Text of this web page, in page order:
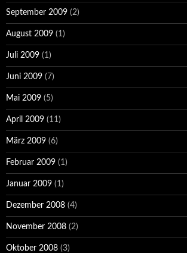
September 2009 (2)
August 2009 (1)
Juli 2009 (1)
Juni 2009 (7)
Mai 2009 (5)
April 2009 (11)
März 2009 (6)
Februar 2009 (1)
Januar 2009 (1)
Dezember 2008 (4)
November 2008 (2)
Oktober 2008 (3)